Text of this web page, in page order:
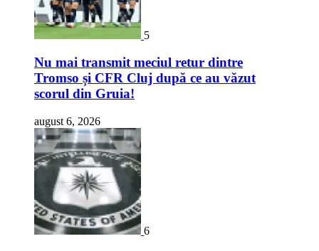
5
Nu mai transmit meciul retur dintre
Tromso și CFR Cluj după ce au văzut
scorul din Gruia!
august 6, 2026
6